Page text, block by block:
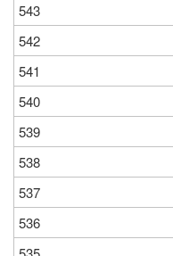
543
542
541
540
539
538
537
536